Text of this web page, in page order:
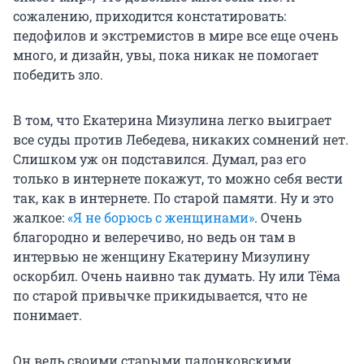
сожалению, приходится констатировать:
педофилов и экстремистов в мире все еще очень
много, и дизайн, увы, пока никак не помогает
победить зло.
В том, что Екатерина Мизулина легко выиграет
все суды против Лебедева, никаких сомнений нет.
Слишком уж он подставился. Думал, раз его
только в интернете покажут, то можно себя вести
так, как в интернете. По старой памяти. Ну и это
жалкое:«Я не борюсь с женщинами». Очень
благородно и велеречиво, но ведь он там в
интервью не женщину Екатерину Мизулину
оскорбил. Очень наивно так думать. Ну или Тёма
по старой привычке прикидывается, что не
понимает.
Он ведь своими старыми падонковскими